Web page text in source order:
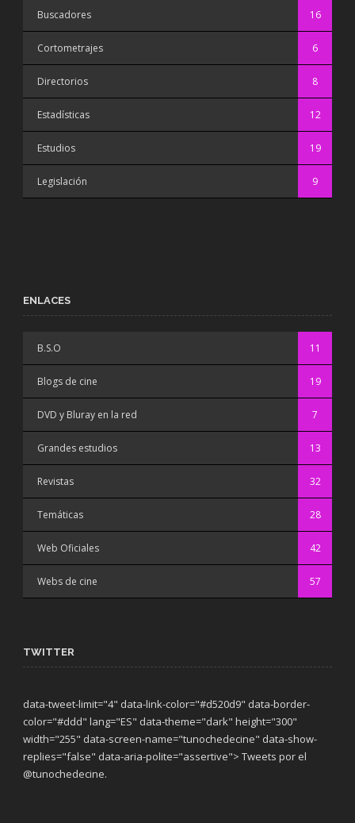
Buscadores 16
Cortometrajes 6
Directorios 8
Estadísticas 12
Estudios 19
Legislación 9
ENLACES
B.S.O 11
Blogs de cine 19
DVD y Bluray en la red 7
Grandes estudios 13
Revistas 32
Temáticas 28
Web Oficiales 42
Webs de cine 57
TWITTER
data-tweet-limit="4" data-link-color="#d520d9" data-border-
color="#ddd" lang="ES" data-theme="dark" height="300"
width="255" data-screen-name="tunochedecine" data-show-
replies="false" data-aria-polite="assertive"> Tweets por el
@tunochedecine.